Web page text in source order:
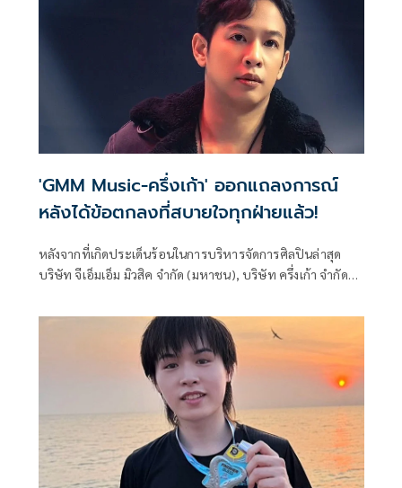
'GMM Music-ครึ่งเก้า' ออกแถลงการณ์
หลังได้ข้อตกลงที่สบายใจทุกฝ่ายแล้ว!
หลังจากที่เกิดประเด็นร้อนในการบริหารจัดการศิลปินล่าสุด
บริษัท จีเอ็มเอ็ม มิวสิค จำกัด (มหาชน), บริษัท ครึ่งเก้า จำกัด
กันแล้ว